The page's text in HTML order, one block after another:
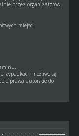
przez organizatorów.
miejsc:
możliwe są
prawa autorskie do